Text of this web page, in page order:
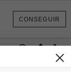
CONSEGUIR